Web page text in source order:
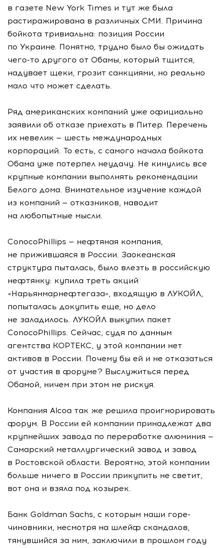
в газете New York Times и тут же была
растиражирована в различных СМИ. Причина
бойкота тривиальна: позиция России
по Украине. Понятно, трудно было бы ожидать
чего-то другого от Обамы, который тщится,
надувает щеки, грозит санкциями, но реально
мало что может сделать.
Ряд американских компаний уже официально
заявили об отказе приехать в Питер. Перечень
их невелик — шесть международных
корпораций. То есть, с самого начала бойкота
Обама уже потерпел неудачу. Не кинулись все
крупные компании выполнять рекомендации
Белого дома. Внимательное изучение каждой
из компаний — отказников, наводит
на любопытные мысли.
ConocoPhillips — нефтяная компания,
не прижившаяся в России. Заокеанская
структура пыталась, было влезть в российскую
нефтянку: купила треть акций
«Нарьянмарнефтегаза», входящую в ЛУКОЙЛ,
попыталась докупить еще, но дело
не заладилось. ЛУКОЙЛ выкупил пакет
ConocoPhillips. Сейчас, судя по данным
агентства КОРТЕКС, у этой компании нет
активов в России. Почему бы ей и не отказаться
от участия в форуме? Выслужиться перед
Обамой, ничем при этом не рискуя.
Компания Alcoa так же решила проигнорировать
форум. В России ей компании принадлежат два
крупнейших завода по переработке алюминия —
Самарский металлургический завод и завод
в Ростовской области. Вероятно, этой компании
больше ничего в России прикупить не светит,
вот она и взяла под козырек.
Банк Goldman Sachs, с которым наши горе-
чиновники, несмотря на шлейф скандалов,
тянувшийся за ним, заключили в прошлом году